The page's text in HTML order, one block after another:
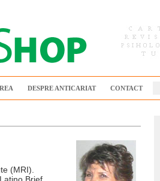
DESPRE ANTICARIAT CONTACT
(MRI).